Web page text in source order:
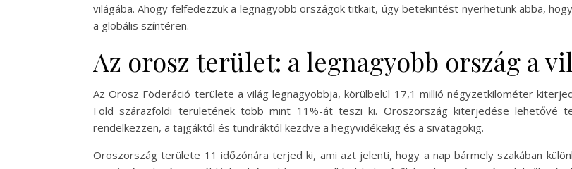
világába. Ahogy felfedezzük a legnagyobb országok titkait, úgy betekintést nyerhetünk abba,
a globális színtéren.
Az orosz terület: a legnagyobb ország a
Az Orosz Föderáció területe a világ legnagyobbja, körülbelül 17,1 millió négyzetkilométer
Föld szárazföldi területének több mint 11%-át teszi ki. Oroszország kiterjedése lehetővé
rendelkezzen, a tajgáktól és tundráktól kezdve a hegyvidékekig és a sivatagokig.
Oroszország területe 11 időzónára terjed ki, ami azt jelenti, hogy a nap bármely szakában